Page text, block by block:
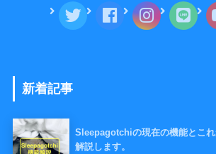
新着記事
Sleepagotchiの現在の機能とこ
解説します。